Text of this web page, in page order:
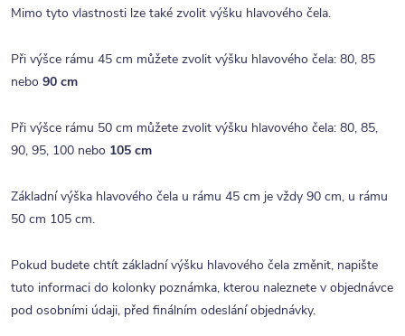
Mimo tyto vlastnosti lze také zvolit výšku hlavového čela.
Při výšce rámu 45 cm můžete zvolit výšku hlavového čela: 80, 85
nebo 90 cm
Při výšce rámu 50 cm můžete zvolit výšku hlavového čela: 80, 85,
90, 95, 100 nebo 105 cm
Základní výška hlavového čela u rámu 45 cm je vždy 90 cm, u rámu
50 cm 105 cm.
Pokud budete chtít základní výšku hlavového čela změnit, napište
tuto informaci do kolonky poznámka, kterou naleznete v objednávce
pod osobními údaji, před finálním odeslání objednávky.